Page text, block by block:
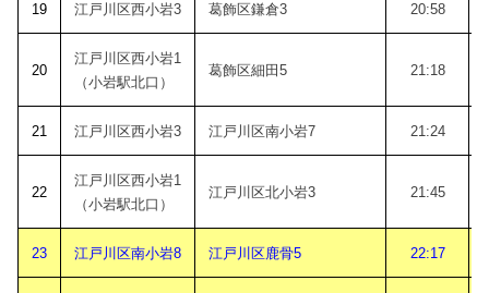
19 江戸川区西小岩3 葛飾区鎌倉3 20:58
20
江戸川区西小岩1
（小岩駅北口）
葛飾区細田5 21:18
21 江戸川区西小岩3 江戸川区南小岩7 21:24
22
江戸川区西小岩1
（小岩駅北口）
江戸川区北小岩3 21:45
23 江戸川区南小岩8 江戸川区鹿骨5 22:17